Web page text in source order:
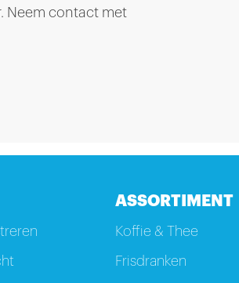
Neem contact met
ASSORTIMENT
Koffie & Thee
Frisdranken